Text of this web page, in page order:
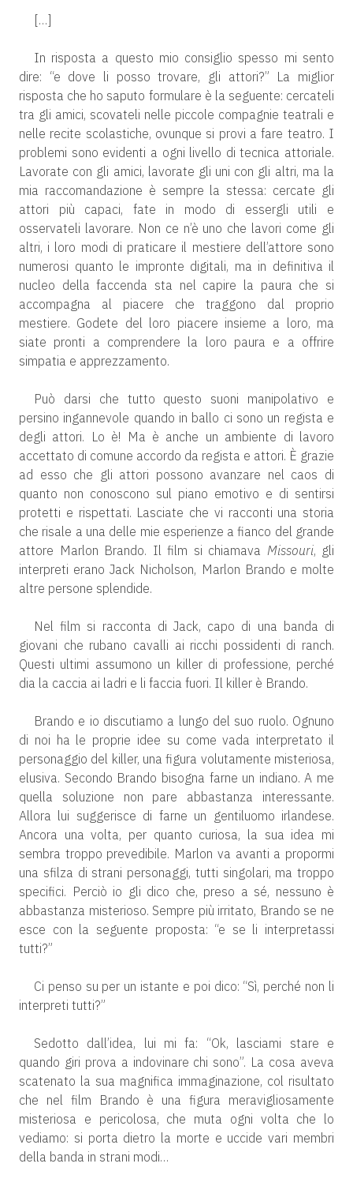
[…]
In risposta a questo mio consiglio spesso mi sento
dire: “e dove li posso trovare, gli attori?” La miglior
risposta che ho saputo formulare è la seguente: cercateli
tra gli amici, scovateli nelle piccole compagnie teatrali e
nelle recite scolastiche, ovunque si provi a fare teatro. I
problemi sono evidenti a ogni livello di tecnica attoriale.
Lavorate con gli amici, lavorate gli uni con gli altri, ma la
mia raccomandazione è sempre la stessa: cercate gli
attori più capaci, fate in modo di essergli utili e
osservateli lavorare. Non ce n’è uno che lavori come gli
altri, i loro modi di praticare il mestiere dell’attore sono
numerosi quanto le impronte digitali, ma in definitiva il
nucleo della faccenda sta nel capire la paura che si
accompagna al piacere che traggono dal proprio
mestiere. Godete del loro piacere insieme a loro, ma
siate pronti a comprendere la loro paura e a offrire
simpatia e apprezzamento.
Può darsi che tutto questo suoni manipolativo e
persino ingannevole quando in ballo ci sono un regista e
degli attori. Lo è! Ma è anche un ambiente di lavoro
accettato di comune accordo da regista e attori. È grazie
ad esso che gli attori possono avanzare nel caos di
quanto non conoscono sul piano emotivo e di sentirsi
protetti e rispettati. Lasciate che vi racconti una storia
che risale a una delle mie esperienze a fianco del grande
attore Marlon Brando. Il film si chiamava Missouri, gli
interpreti erano Jack Nicholson, Marlon Brando e molte
altre persone splendide.
Nel film si racconta di Jack, capo di una banda di
giovani che rubano cavalli ai ricchi possidenti di ranch.
Questi ultimi assumono un killer di professione, perché
dia la caccia ai ladri e li faccia fuori. Il killer è Brando.
Brando e io discutiamo a lungo del suo ruolo. Ognuno
di noi ha le proprie idee su come vada interpretato il
personaggio del killer, una figura volutamente misteriosa,
elusiva. Secondo Brando bisogna farne un indiano. A me
quella soluzione non pare abbastanza interessante.
Allora lui suggerisce di farne un gentiluomo irlandese.
Ancora una volta, per quanto curiosa, la sua idea mi
sembra troppo prevedibile. Marlon va avanti a propormi
una sfilza di strani personaggi, tutti singolari, ma troppo
specifici. Perciò io gli dico che, preso a sé, nessuno è
abbastanza misterioso. Sempre più irritato, Brando se ne
esce con la seguente proposta: “e se li interpretassi
tutti?”
Ci penso su per un istante e poi dico: “Sì, perché non li
interpreti tutti?”
Sedotto dall’idea, lui mi fa: “Ok, lasciami stare e
quando giri prova a indovinare chi sono”. La cosa aveva
scatenato la sua magnifica immaginazione, col risultato
che nel film Brando è una figura meravigliosamente
misteriosa e pericolosa, che muta ogni volta che lo
vediamo: si porta dietro la morte e uccide vari membri
della banda in strani modi…